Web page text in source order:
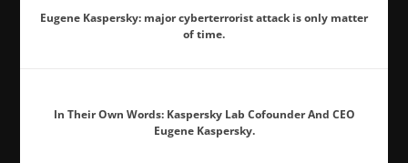
Eugene Kaspersky: major cyberterrorist attack is only matter
of time.
In Their Own Words: Kaspersky Lab Cofounder And CEO
Eugene Kaspersky.